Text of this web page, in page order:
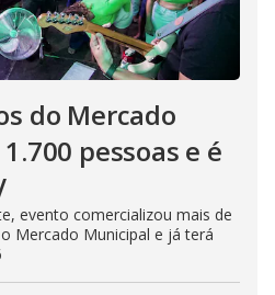
do Mercado
pessoas e é
evento comercializou mais de
Mercado Municipal e já terá